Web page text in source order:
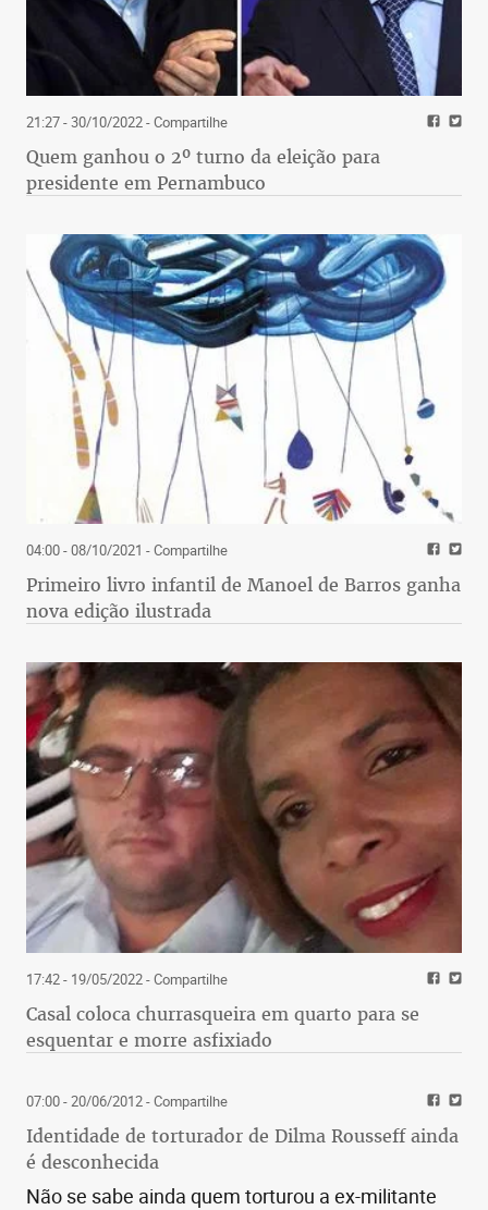
21:27 - 30/10/2022- Compartilhe
Quem ganhou o 2º turno da eleição para
presidente em Pernambuco
04:00 - 08/10/2021 - Compartilhe
Primeiro livro infantil de Manoel de Barros ganha
nova edição ilustrada
17:42 - 19/05/2022- Compartilhe
Casal coloca churrasqueira em quarto para se
esquentar e morre asfixiado
07:00 - 20/06/2012- Compartilhe
Identidade de torturador de Dilma Rousseff ainda
é desconhecida
Não se sabe ainda quem torturou a ex-militante